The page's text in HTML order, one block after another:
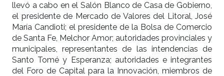
llevó a cabo en el Salón Blanco de Casa de Gobierno,
el presidente de Mercado de Valores del Litoral, José
María Candioti; el presidente de la Bolsa de Comercio
de Santa Fe, Melchor Amor; autoridades provinciales y
municipales, representantes de las intendencias de
Santo Tomé y Esperanza; autoridades e integrantes
del Foro de Capital para la Innovación, miembros de